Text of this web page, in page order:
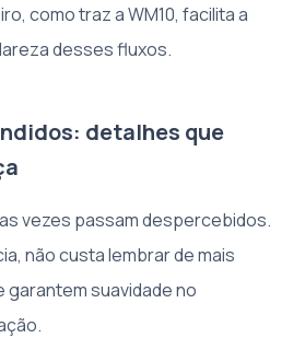
como traz a WM10, facilita a
desses fluxos.
detalhes que
vezes passam despercebidos.
não custa lembrar de mais
garantem suavidade no